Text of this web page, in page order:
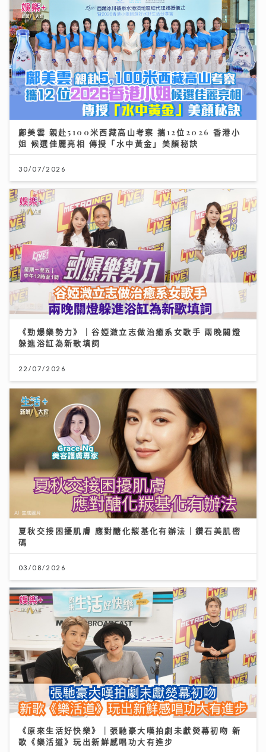
鄺美雲 親赴5100米西藏高山考察 攜12位2026 香港小
姐 候選佳麗亮相 傳授「水中黃金」美顏秘訣
30/07/2026
《勁爆樂勢力》｜谷婭溦立志做治癒系女歌手 兩晚關燈
躲進浴缸為新歌填詞
22/07/2026
夏秋交接困擾肌膚 應對醣化羰基化有辦法｜鑽石美肌密
碼
03/08/2026
《原來生活好快樂》｜張馳豪大嘆拍劇未獻熒幕初吻 新
歌《樂活道》玩出新鮮感唱功大有進步